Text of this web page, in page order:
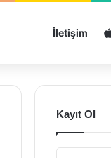
İletişim
Kayıt Ol